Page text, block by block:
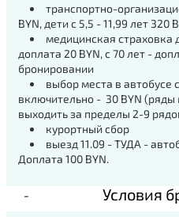
транспортно-
BYN, дети с 5,5 - 11,99 лет 320
медицинская страховка
доплата 20 BYN, с 70 лет -
бронировании
выбор места в автобусе
включительно - 30 BYN (ряды
выходить за пределы 2-9
курортный сбор
выезд 11.09 - ТУДА -
Доплата 100 BYN.
Условия